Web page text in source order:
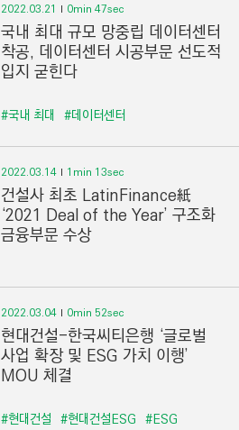
기
기
2022.03.21 0min 47sec
국내 최대 규모 망중립 데이터센터
착공, 데이터센터 시공부문 선도적
입지 굳힌다
#국내 최대 #데이터센터
2022.03.14 1min 13sec
건설사 최초 LatinFinance紙
‘2021 Deal of the Year’ 구조화
금융부문 수상
2022.03.04 0min 52sec
현대건설-한국씨티은행 ‘글로벌
사업 확장 및 ESG 가치 이행’
MOU 체결
#현대건설 #현대건설ESG #ESG